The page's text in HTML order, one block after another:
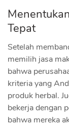
Tepat
Setelah
memilih jasa
bahwa
kriteria yang
produk herbal.
bekerja dengan
bahwa mereka